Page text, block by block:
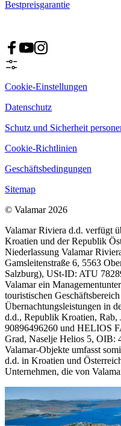
Bestpreisgarantie
Cookie-Einstellungen
Datenschutz
Schutz und Sicherheit
Cookie-Richtlinien
Geschäftsbedingungen
Sitemap
© Valamar 2026
Valamar Riviera d.d. verfügt
Kroatien und der Republik
Niederlassung Valamar
Gamsleitenstraße 6, 5563
Salzburg), USt-ID: ATU
Valamar ein
touristischen
Übernachtungsleistungen in
d.d., Republik Kroatien,
90896496260 und HELIOS
Grad, Naselje Helios 5, OIB:
Valamar-Objekte umfasst
d.d. in Kroatien und
Unternehmen, die von